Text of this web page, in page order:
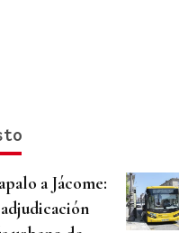
a Jácome: